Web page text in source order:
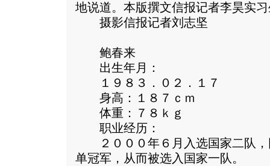
地说道。本版撰文信报记者李昊实
摄影信报记者刘志坚
鲍春来
出生年月：
１９８３．０２．１７
身高：１８７ｃｍ
体重：７８ｋｇ
职业经历：
２０００年６月入选国家二队，
单冠军，从而被选入国家一队。